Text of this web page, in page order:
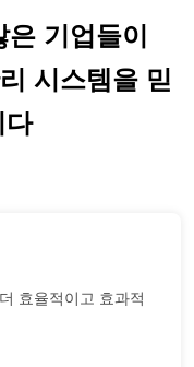
기업들이
시스템을 믿
효율적이고 효과적